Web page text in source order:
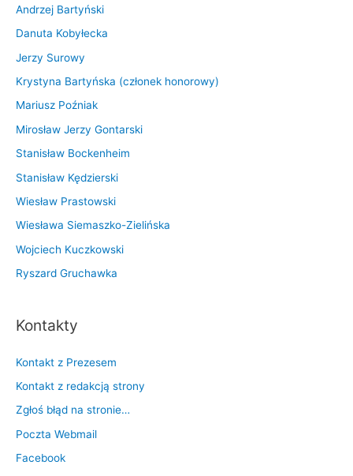
Andrzej Bartyński
Danuta Kobyłecka
Jerzy Surowy
Krystyna Bartyńska (członek honorowy)
Mariusz Poźniak
Mirosław Jerzy Gontarski
Stanisław Bockenheim
Stanisław Kędzierski
Wiesław Prastowski
Wiesława Siemaszko-Zielińska
Wojciech Kuczkowski
Ryszard Gruchawka
Kontakty
Kontakt z Prezesem
Kontakt z redakcją strony
Zgłoś błąd na stronie…
Poczta Webmail
Facebook